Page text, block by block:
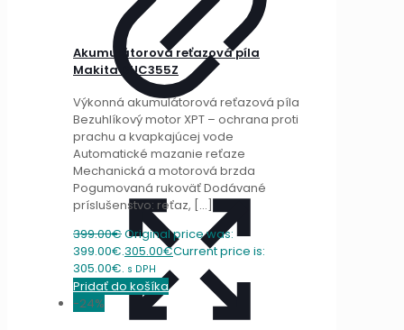
Akumulátorová reťazová píla
Makita DUC355Z
Výkonná akumulátorová reťazová píla
Bezuhlíkový motor XPT – ochrana proti
prachu a kvapkajúcej vode
Automatické mazanie reťaze
Mechanická a motorová brzda
Pogumovaná rukoväť Dodávané
príslušenstvo: reťaz, […]
399.00€Original price was:
399.00€.305.00€Current price is:
305.00€. s DPH
Pridať do košíka
-24%